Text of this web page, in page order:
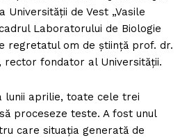
Universității de Vest „Vasile
Laboratorului de Biologie
regretatul om de știință prof. dr.
rector fondator al Universității.
lunii aprilie, toate cele trei
proceseze teste. A fost unul
care situația generată de